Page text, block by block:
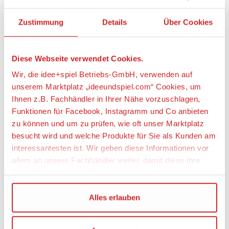
Zustimmung Details Über Cookies
Diese Webseite verwendet Cookies.
Wir, die idee+spiel Betriebs-GmbH, verwenden auf
unserem Marktplatz „ideeundspiel.com“ Cookies, um
Ihnen z.B. Fachhändler in Ihrer Nähe vorzuschlagen,
Funktionen für Facebook, Instagramm und Co anbieten
zu können und um zu prüfen, wie oft unser Marktplatz
besucht wird und welche Produkte für Sie als Kunden am
interessantesten ist. Wir geben diese Informationen vor
allem an unsere Fachhändler weiter, damit diese ihre
Wir verwenden den Google Tag Manager um weitere
Dienste einzubinden.
Alles erlauben
weitere Angebote anzeigen
Artikeldetails
BRIO 63621600 FLORA Zinnia & Peach
Artikelbeschreibung:
Das sind Zinnia & Peach, lustige Freunde aus der
magischen Welt von BRIO Flora. Zinnia sammelt mit
ihrer magnetischen Nase gerne Blumen und andere
schöne Dinge. Ihre fröhliche Persönlichkeit zeigt sich
BRIO Flora-Spielsets kompatibel und die perfekten
Begleiter, um die Entwicklung des Kindes durch